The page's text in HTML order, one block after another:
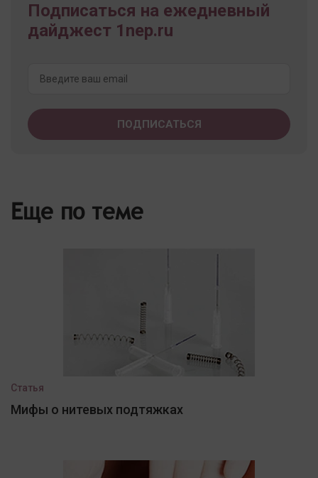
Подписаться на ежедневный
дайджест 1nep.ru
Еще по теме
Статья
Мифы о нитевых подтяжках